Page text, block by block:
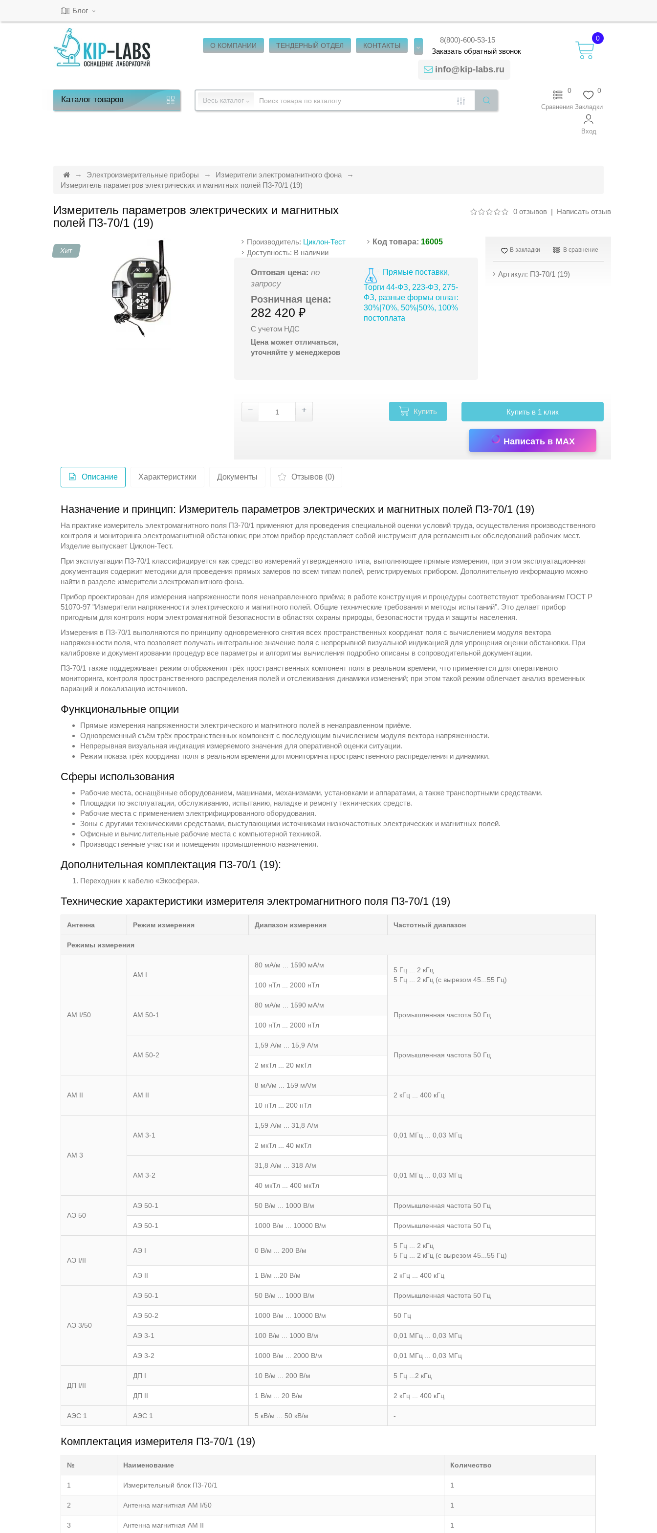
Блог
О КОМПАНИИ ТЕНДЕРНЫЙ ОТДЕЛ КОНТАКТЫ
8(800)-600-53-15
Заказатьобратныйзвонок
info@kip-labs.ru
0
Каталогтоваров Весь каталог
0
Закладки
0
Сравнения
Вход
Электроизмерительные приборы
Измерители электромагнитного фона
Измеритель параметров электрических и магнитных полей П3-70/1 (19)
Измеритель параметров электрических и магнитных
полей П3-70/1 (19)
0 отзывов| Написать отзыв
Хит
Производитель: Циклон-Тест Код товара: 16005
Доступность: В наличии
Оптовая цена: по
запросу
Розничная цена:
282 420 ₽
С учетом НДС
Цена может отличаться,
уточняйте у менеджеров
Прямые поставки,
Торги 44-ФЗ, 223-ФЗ, 275-
ФЗ, разные формы оплат:
30%|70%, 50%|50%, 100%
постоплата
В закладки В сравнение
Артикул: П3-70/1 (19)
Купить Купить в 1 клик
Написать в MAX
Описание Характеристики Документы Отзывов (0)
Назначение и принцип: Измеритель параметров электрических и магнитных полей П3-70/1 (19)
На практике измеритель электромагнитного поля П3-70/1 применяют для проведения специальной оценки условий труда, осуществления производственного
контроля и мониторинга электромагнитной обстановки; при этом прибор представляет собой инструмент для регламентных обследований рабочих мест.
Изделие выпускает Циклон-Тест.
При эксплуатации П3-70/1 классифицируется как средство измерений утвержденного типа, выполняющее прямые измерения, при этом эксплуатационная
документация содержит методики для проведения прямых замеров по всем типам полей, регистрируемых прибором. Дополнительную информацию можно
найти в разделе измерители электромагнитного фона.
Прибор проектирован для измерения напряженности поля ненаправленного приёма; в работе конструкция и процедуры соответствуют требованиям ГОСТ Р
51070-97 "Измерители напряженности электрического и магнитного полей. Общие технические требования и методы испытаний". Это делает прибор
пригодным для контроля норм электромагнитной безопасности в областях охраны природы, безопасности труда и защиты населения.
Измерения в П3-70/1 выполняются по принципу одновременного снятия всех пространственных координат поля с вычислением модуля вектора
напряженности поля, что позволяет получать интегральное значение поля с непрерывной визуальной индикацией для упрощения оценки обстановки. При
калибровке и документировании процедур все параметры и алгоритмы вычисления подробно описаны в сопроводительной документации.
П3-70/1 также поддерживает режим отображения трёх пространственных компонент поля в реальном времени, что применяется для оперативного
мониторинга, контроля пространственного распределения полей и отслеживания динамики изменений; при этом такой режим облегчает анализ временных
вариаций и локализацию источников.
Функциональные опции
Прямые измерения напряженности электрического и магнитного полей в ненаправленном приёме.
Одновременный съём трёх пространственных компонент с последующим вычислением модуля вектора напряженности.
Непрерывная визуальная индикация измеряемого значения для оперативной оценки ситуации.
Режим показа трёх координат поля в реальном времени для мониторинга пространственного распределения и динамики.
Сферы использования
Рабочие места, оснащённые оборудованием, машинами, механизмами, установками и аппаратами, а также транспортными средствами.
Площадки по эксплуатации, обслуживанию, испытанию, наладке и ремонту технических средств.
Рабочие места с применением электрифицированного оборудования.
Зоны с другими техническими средствами, выступающими источниками низкочастотных электрических и магнитных полей.
Офисные и вычислительные рабочие места с компьютерной техникой.
Производственные участки и помещения промышленного назначения.
Дополнительная комплектация П3-70/1 (19):
Переходник к кабелю «Экосфера».
Технические характеристики измерителя электромагнитного поля П3-70/1 (19)
Антенна Режим измерения Диапазон измерения Частотный диапазон
Режимы измерения
АМ I/50
АМ I
80 мА/м ... 1590 мА/м
5 Гц ... 2 кГц
5 Гц ... 2 кГц (с вырезом 45...55 Гц)
100 нТл ... 2000 нТл
АМ 50-1
80 мА/м ... 1590 мА/м
Промышленная частота 50 Гц
100 нТл ... 2000 нТл
АМ 50-2
1,59 А/м ... 15,9 А/м
Промышленная частота 50 Гц
2 мкТл ... 20 мкТл
АМ II АМ II
8 мА/м ... 159 мА/м
2 кГц ... 400 кГц
10 нТл ... 200 нТл
АМ 3
АМ 3-1
1,59 А/м ... 31,8 А/м
0,01 МГц ... 0,03 МГц
2 мкТл ... 40 мкТл
АМ 3-2
31,8 А/м ... 318 А/м
0,01 МГц ... 0,03 МГц
40 мкТл ... 400 мкТл
АЭ 50
АЭ 50-1 50 В/м ... 1000 В/м Промышленная частота 50 Гц
АЭ 50-1 1000 В/м ... 10000 В/м Промышленная частота 50 Гц
АЭ I/II
АЭ I 0 В/м ... 200 В/м
5 Гц ... 2 кГц
5 Гц ... 2 кГц (с вырезом 45...55 Гц)
АЭ II 1 В/м ...20 В/м 2 кГц ... 400 кГц
АЭ 3/50
АЭ 50-1 50 В/м ... 1000 В/м Промышленная частота 50 Гц
АЭ 50-2 1000 В/м ... 10000 В/м 50 Гц
АЭ 3-1 100 В/м ... 1000 В/м 0,01 МГц ... 0,03 МГц
АЭ 3-2 1000 В/м ... 2000 В/м 0,01 МГц ... 0,03 МГц
ДП I/II
ДП I 10 В/м ... 200 В/м 5 Гц ...2 кГц
ДП II 1 В/м ... 20 В/м 2 кГц ... 400 кГц
АЭС 1 АЭС 1 5 кВ/м ... 50 кВ/м -
Комплектация измерителя П3-70/1 (19)
№ Наименование Количество
1 Измерительный блок П3-70/1 1
2 Антенна магнитная АМ I/50 1
3 Антенна магнитная АМ II 1